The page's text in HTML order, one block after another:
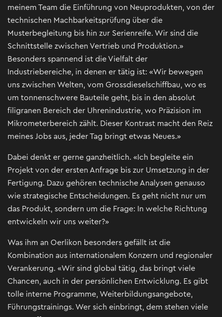
meinem Team die Einführung von Neuprodukten, von der
technischen Machbarkeitsprüfung über die
Musterbegleitung bis hin zur Serienreife. Wir sind die
Schnittstelle zwischen Vertrieb und Produktion.»
Besonders spannend ist die Vielfalt der
Industriebereiche, in denen er tätig ist: «Wir bewegen
uns zwischen Welten, vom Grossdieselschiffbau, wo es
um tonnenschwere Bauteile geht, bis in den absolut
filigranen Bereich der Uhrenindustrie, wo Präzision im
Mikrometerbereich zählt. Dieser Kontrast macht den Reiz
meines Jobs aus, jeder Tag bringt etwas Neues.»
Dabei denkt er gerne ganzheitlich. «Ich begleite ein
Projekt von der ersten Anfrage bis zur Umsetzung in der
Fertigung. Dazu gehören technische Analysen genauso
wie strategische Entscheidungen. Es geht nicht nur um
das Produkt, sondern um die Frage: In welche Richtung
entwickeln wir uns weiter?»
Was ihm an Oerlikon besonders gefällt ist die
Kombination aus internationalem Konzern und regionaler
Verankerung. «Wir sind global tätig, das bringt viele
Chancen, auch in der persönlichen Entwicklung. Es gibt
tolle interne Programme, Weiterbildungsangebote,
Führungstrainings. Wer sich einbringt, dem stehen viele